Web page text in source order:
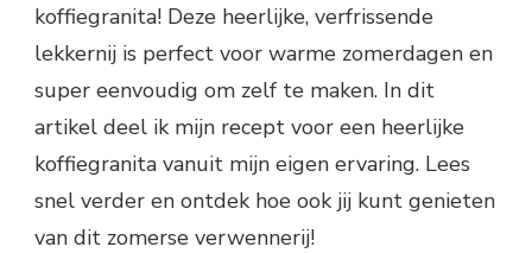
koffiegranita! Deze heerlijke, verfrissende
lekkernij is perfect voor warme zomerdagen en
super eenvoudig om zelf te maken. In dit
artikel deel ik mijn recept voor een heerlijke
koffiegranita vanuit mijn eigen ervaring. Lees
snel verder en ontdek hoe ook jij kunt genieten
van dit zomerse verwennerij!